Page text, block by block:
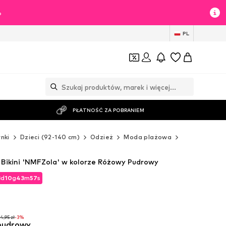
PL
PŁATNOŚĆ ZA POBRANIEM
Dzieci (92-140 cm) Odzież Moda plażowa
d10g43m56s
zł-3%
d10g43m56s
'NMFZola' w kolorze Różowy Pudrowy